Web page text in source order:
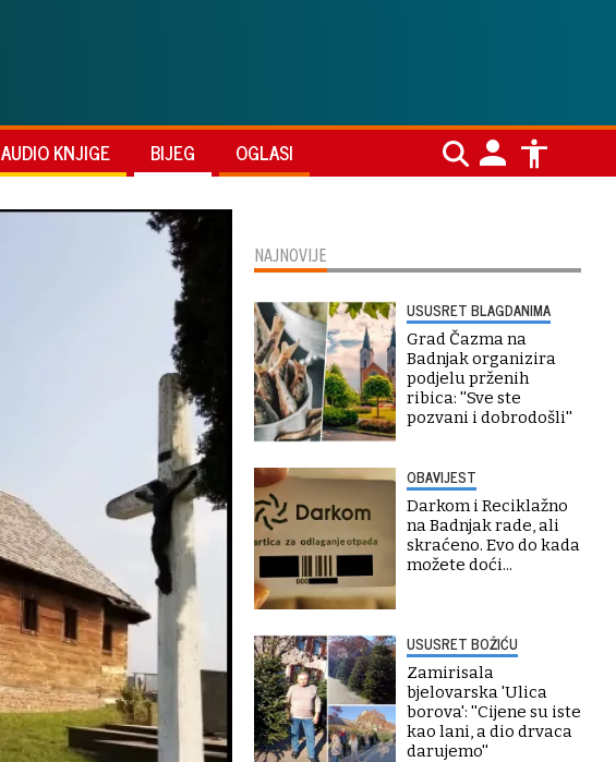
AUDIO KNJIGE BIJEG OGLASI
NAJNOVIJE
USUSRET BLAGDANIMA
Grad Čazma na
Badnjak organizira
podjelu prženih
ribica: ''Sve ste
pozvani i dobrodošli''
OBAVIJEST
Darkom i Reciklažno
na Badnjak rade, ali
skraćeno. Evo do kada
možete doći...
USUSRET BOŽIĆU
Zamirisala
bjelovarska 'Ulica
borova': ''Cijene su iste
kao lani, a dio drvaca
darujemo''